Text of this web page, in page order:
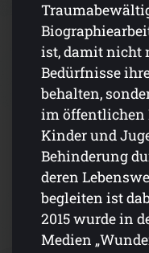
ist, damit nicht
Bedürfnisse
behalten,
im öffentlichen
Kinder und
Behinderung
deren
begleiten ist
2015 wurde in
Medien